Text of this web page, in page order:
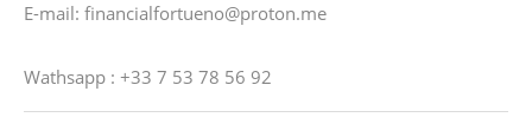
E-mail: financialfortueno@proton.me
Wathsapp : +33 7 53 78 56 92